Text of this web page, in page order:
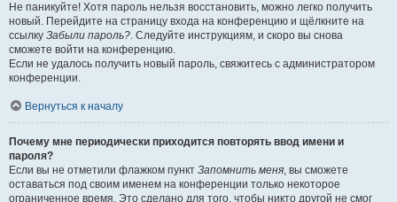
Не паникуйте! Хотя пароль нельзя восстановить, можно легко получить
новый. Перейдите на страницу входа на конференцию и щёлкните на
ссылку Забыли пароль?. Следуйте инструкциям, и скоро вы снова
сможете войти на конференцию.
Если не удалось получить новый пароль, свяжитесь с администратором
конференции.
Вернуться к началу
Почему мне периодически приходится повторять ввод имени и
пароля?
Если вы не отметили флажком пункт Запомнить меня, вы сможете
оставаться под своим именем на конференции только некоторое
ограниченное время. Это сделано для того, чтобы никто другой не смог